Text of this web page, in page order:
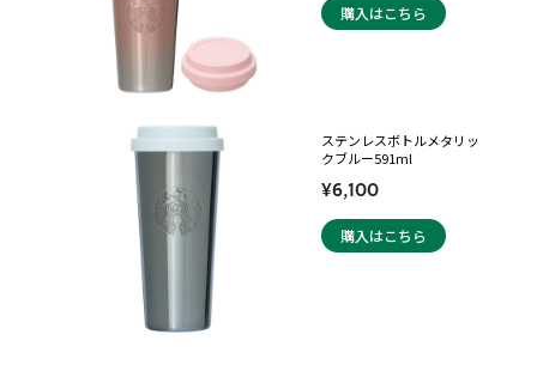
購入はこちら
ステンレスボトルメタリッ
クブルー591ml
¥6,100
購入はこちら